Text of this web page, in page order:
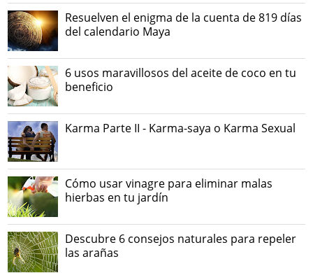
Resuelven el enigma de la cuenta de 819 días
del calendario Maya
6 usos maravillosos del aceite de coco en tu
beneficio
Karma Parte II - Karma-saya o Karma Sexual
Cómo usar vinagre para eliminar malas
hierbas en tu jardín
Descubre 6 consejos naturales para repeler
las arañas